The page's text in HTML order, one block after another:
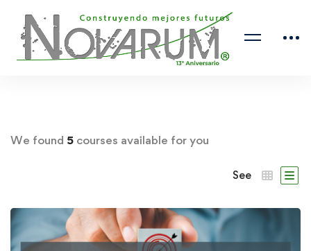
We found 5 courses available for you
See